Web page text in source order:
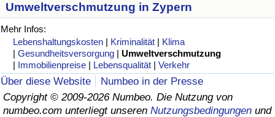
Umweltverschmutzung in Zypern
Mehr Infos:
Lebenshaltungskosten | Kriminalität | Klima
|Gesundheitsversorgung |Umweltverschmutzung
| Immobilienpreise | Lebensqualität |Verkehr
Über diese Website
Numbeo in der Presse
Copyright © 2009-2026 Numbeo. Die Nutzung von
numbeo.com unterliegt unseren Nutzungsbedingungen und
Lebenshaltungskosten-Index nach Land
in Akaba
Immobilienpreis-Index nach Land
Lebensqualitätsindex nach Land
Kriminalität
Kriminalitäts-Index (aktuell)
Kriminalitäts-Index